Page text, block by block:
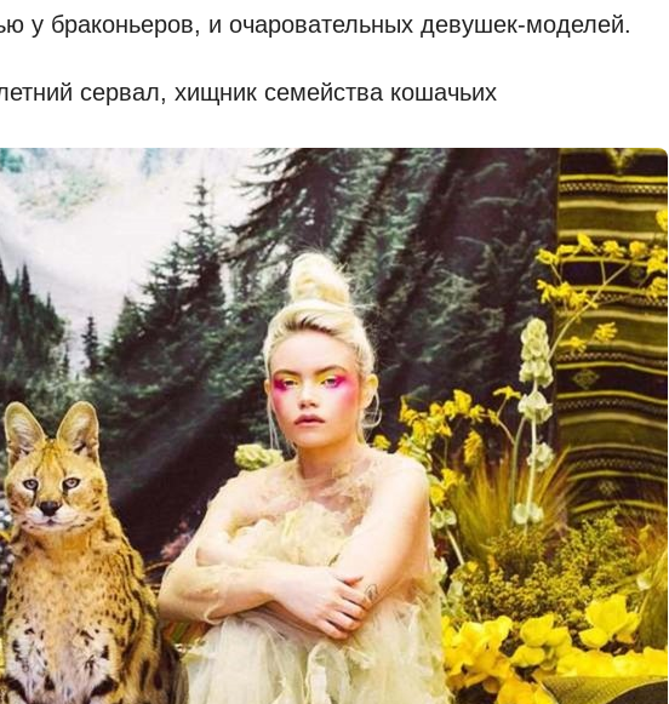
у браконьеров, и очаровательных девушек-моделей.
сервал, хищник семейства кошачьих